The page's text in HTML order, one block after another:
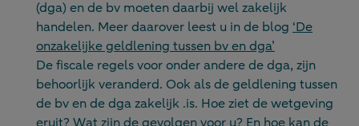
(dga) en de bv moeten daarbij wel zakelijk
handelen. Meer daarover leest u in de blog ‘De
onzakelijke geldlening tussen bv en dga’
De fiscale regels voor onder andere de dga, zijn
behoorlijk veranderd. Ook als de geldlening tussen
de bv en de dga zakelijk .is. Hoe ziet de wetgeving